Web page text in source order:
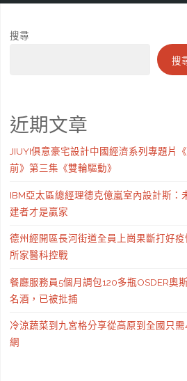
搜尋
搜
近期文章
JIUYI俱意豪宅設計中國經濟系列專題片
前》第三集《雙輪驅動》
IBM亞太區總經理德克億嵐室內設計斯：
建者才是贏家
德州經開區長河街道全員上崗果斷打好
所家醫科控戰
餐廳服務員5個月調包120多瓶OSDER奧
名酒，已被批捕
冷涼蔬菜到九宮格分享從高原到全國只
網